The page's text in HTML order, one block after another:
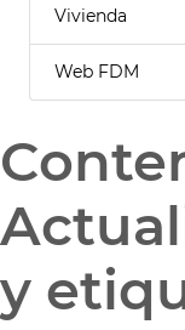
Vivienda
Web FDM
y